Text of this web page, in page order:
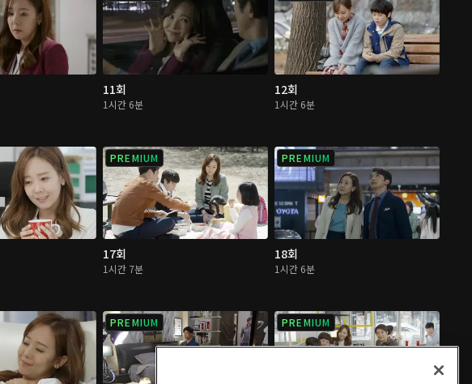
11회
1시간 6분
12회
1시간 6분
PREMIUM
17회
1시간 7분
PREMIUM
18회
1시간 6분
PREMIUM PREMIUM